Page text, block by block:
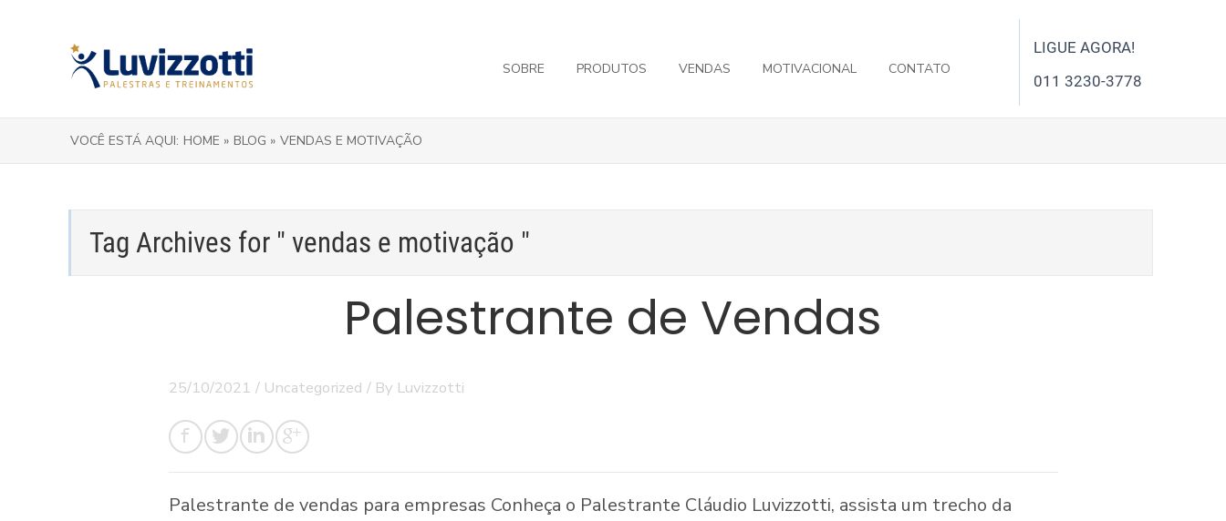
SOBRE PRODUTOS VENDAS MOTIVACIONAL CONTATO
LIGUE AGORA!
011 3230-3778
VOCÊ ESTÁ AQUI: HOME » BLOG » VENDAS E MOTIVAÇÃO
Tag Archives for " vendas e motivação "
Palestrante de Vendas
25/10/2021 / Uncategorized / By Luvizzotti
Palestrante de vendas para empresas Conheça o Palestrante Cláudio Luvizzotti, assista um trecho da